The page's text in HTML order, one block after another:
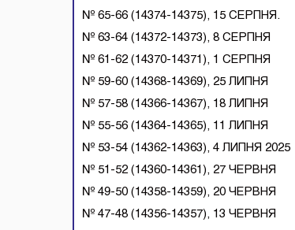
№ 65-66 (14374-14375), 15 СЕРПНЯ.
№ 63-64 (14372-14373), 8 СЕРПНЯ
№ 61-62 (14370-14371), 1 СЕРПНЯ
№ 59-60 (14368-14369), 25 ЛИПНЯ
№ 57-58 (14366-14367), 18 ЛИПНЯ
№ 55-56 (14364-14365), 11 ЛИПНЯ
№ 53-54 (14362-14363), 4 ЛИПНЯ 2025
№ 51-52 (14360-14361), 27 ЧЕРВНЯ
№ 49-50 (14358-14359), 20 ЧЕРВНЯ
№ 47-48 (14356-14357), 13 ЧЕРВНЯ